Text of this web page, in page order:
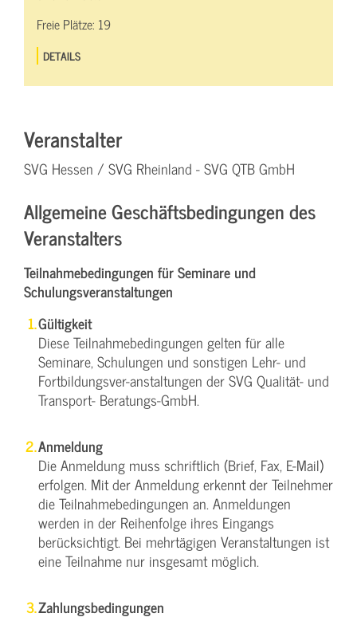
Freie Plätze: 19
DETAILS
Veranstalter
SVG Hessen / SVG Rheinland - SVG QTB GmbH
Allgemeine Geschäftsbedingungen des
Veranstalters
Teilnahmebedingungen für Seminare und
Schulungsveranstaltungen
Gültigkeit
Diese Teilnahmebedingungen gelten für alle
Seminare, Schulungen und sonstigen Lehr- und
Fortbildungsver-anstaltungen der SVG Qualität- und
Transport- Beratungs-GmbH.
Anmeldung
Die Anmeldung muss schriftlich (Brief, Fax, E-Mail)
erfolgen. Mit der Anmeldung erkennt der Teilnehmer
die Teilnahmebedingungen an. Anmeldungen
werden in der Reihenfolge ihres Eingangs
berücksichtigt. Bei mehrtägigen Veranstaltungen ist
eine Teilnahme nur insgesamt möglich.
Zahlungsbedingungen